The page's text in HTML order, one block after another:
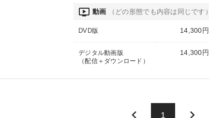
ondemand_video 動画 （どの形態でも内容は同じです）
DVD版 14,300円
デジタル動画版
（配信＋ダウンロード）
14,300円
keyboard_arrow_left 1 keyboard_arrow_right